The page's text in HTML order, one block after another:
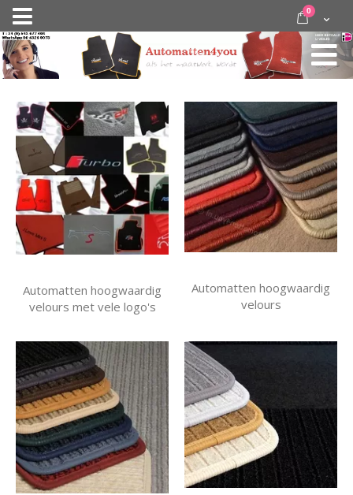
Nav
activeren
door
inhoud
Cart
0 items
Automatten hoogwaardig
velours met vele logo's
Automatten hoogwaardig
velours